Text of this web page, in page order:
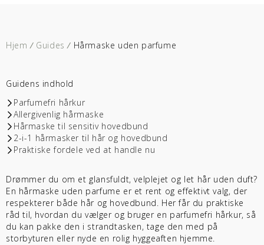
Hjem / Guides / Hårmaske uden parfume
Guidens indhold
Parfumefri hårkur
Allergivenlig hårmaske
Hårmaske til sensitiv hovedbund
2-i-1 hårmasker til hår og hovedbund
Praktiske fordele ved at handle nu
Drømmer du om et glansfuldt, velplejet og let hår uden duft?
En hårmaske uden parfume er et rent og effektivt valg, der
respekterer både hår og hovedbund. Her får du praktiske
råd til, hvordan du vælger og bruger en parfumefri hårkur, så
du kan pakke den i strandtasken, tage den med på
storbyturen eller nyde en rolig hyggeaften hjemme.